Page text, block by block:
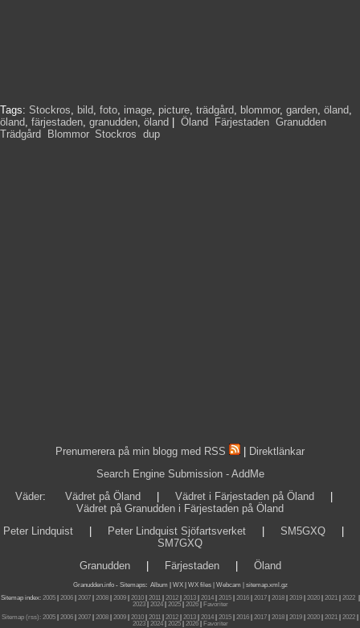
Tags: Stockros, bild, foto, image, picture, trädgård, blommor, garden, öland,
öland, färjestaden, granudden, öland Öland Färjestaden Granudden
Trädgård
Blommor, Stockros dup
Prenumerera på min blogg med RSS
Direktlänkar
Search Engine Submission - AddMe
Väder: Vädret på Öland Vädret i Färjestaden på Öland
Vädret på Granudden i Färjestaden på Öland
Peter Lindquist
Peter Lindquist Sjöfartsverket SM5GXQ
SM7GXQ
Granudden| Färjestaden| Öland
Granudden.info- Sitemaps: Album WX WX files | Webcam |
sitemap.xml.gz
Sitemap index: 2005| 2006| 2007| 2008| 2009| 2010| 2011| 2012| 2013| 2014| 2015| 2016| 2017| 2018| 2019| 2020| 2021| 2022|
2023| 2024| 2025| 2026|
Favoriter
Sitemap (rss): 2005 2006 2007 2008 2009 2010 2011 2012 2013 2014 2015 2016 2017 2018 2019 2020 2021 2022
2023| 2024| 2025| 2026|
Favoriter